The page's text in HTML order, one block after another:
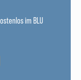
im BLU